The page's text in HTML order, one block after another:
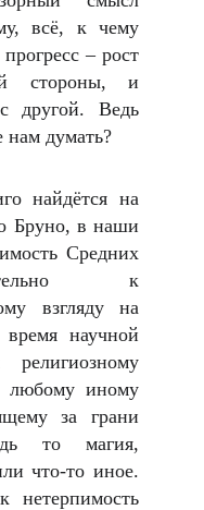
всё, к чему
– рост
стороны, и
другой. Ведь
нам думать?
найдётся на
Бруно, в наши
Средних
к
взгляду на
научной
любому иному
за грани
то магия,
что-то иное.